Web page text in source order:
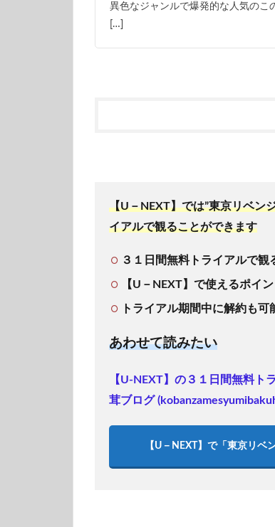
異色なジャンルで爆発的な人気のこ
[…]
【U－NEXT】では”東京リベン
イアルで観ることができます
３１日間無料トライアルで観
【U－NEXT】で使えるポイ
トライアル期間中に解約も可
あわせて読みたい
【U-NEXT】の３１日間無料
茸ブログ
【U－NEXT】で「東京リベ